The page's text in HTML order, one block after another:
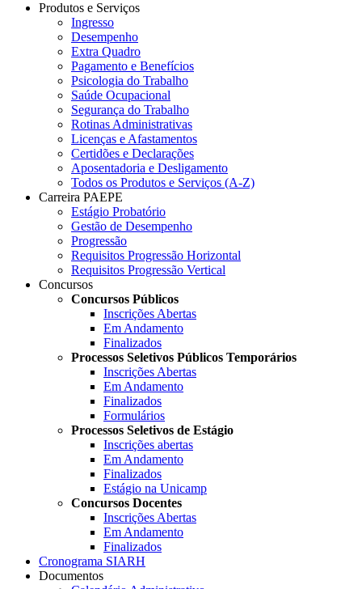
Produtos e Serviços
Ingresso
Desempenho
Extra Quadro
Pagamento e Benefícios
Psicologia do Trabalho
Saúde Ocupacional
Segurança do Trabalho
Rotinas Administrativas
Licenças e Afastamentos
Certidões e Declarações
Aposentadoria e Desligamento
Todos os Produtos e Serviços (A-Z)
Carreira PAEPE
Estágio Probatório
Gestão de Desempenho
Progressão
Requisitos Progressão Horizontal
Requisitos Progressão Vertical
Concursos
Concursos Públicos
Inscrições Abertas
Em Andamento
Finalizados
Processos Seletivos Públicos Temporários
Inscrições Abertas
Em Andamento
Finalizados
Formulários
Processos Seletivos de Estágio
Inscrições abertas
Em Andamento
Finalizados
Estágio na Unicamp
Concursos Docentes
Inscrições Abertas
Em Andamento
Finalizados
Cronograma SIARH
Documentos